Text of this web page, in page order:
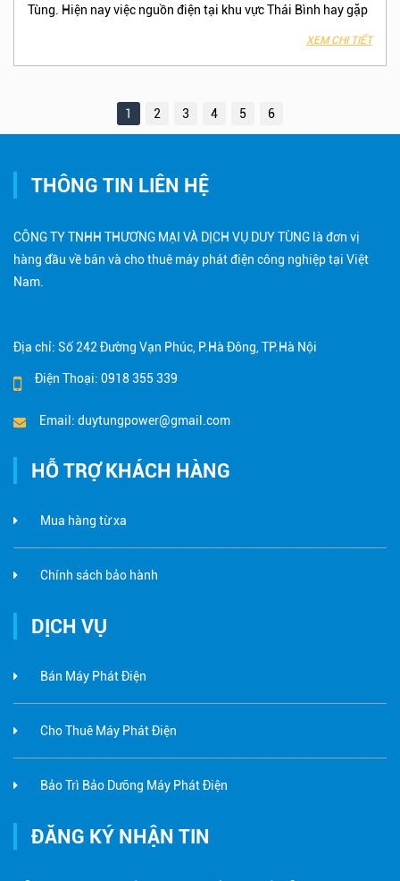
Tùng. Hiện nay việc nguồn điện tại khu vực Thái Bình hay gặp
trước làm ảnh hưởng đến công việc , Phân xưởng – Nhà máy,
Công trình, Khách sạn hay Tòa nhà văn phòng của bạn, Hãy
Vụ Duy Tùng để nhận được báo giá và dịch vụ tốt nhất tại Thái
XEM CHI TIẾT
1 2 3 4 5 6
THÔNG TIN LIÊN HỆ
CÔNG TY TNHH THƯƠNG MẠI VÀ DỊCH VỤ DUY TÙNG là đơn vị
hàng đầu về bán và cho thuê máy phát điện công nghiệp tại Việt
Nam.
Địa chỉ: Số 242 Đường Vạn Phúc, P.Hà Đông, TP.Hà Nội
Điện Thoại: 0918 355 339
Email: duytungpower@gmail.com
HỖ TRỢ KHÁCH HÀNG
Mua hàng từ xa
Chính sách bảo hành
DỊCH VỤ
Bán Máy Phát Điện
Cho Thuê Máy Phát Điện
Bảo Trì Bảo Dưỡng Máy Phát Điện
ĐĂNG KÝ NHẬN TIN